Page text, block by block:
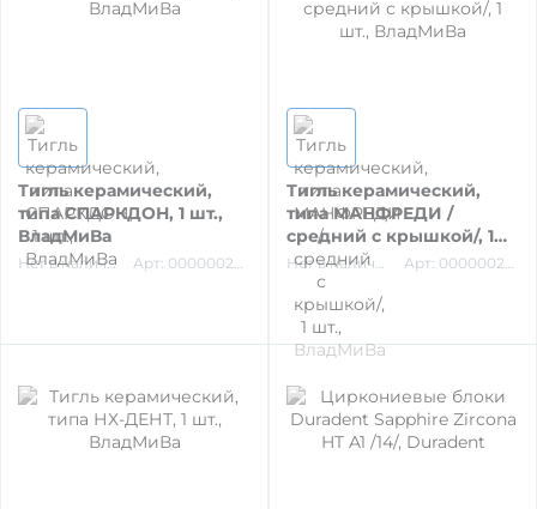
УТИЛИЗАЦИЯ ОТХОДОВ
РЕНТГЕНОВСКИЕ МАТЕРИАЛЫ
АППЛИКАТОРЫ /без срока/
ОДНОРАЗОВАЯ ПРОДУКЦИЯ (срок)
МАТЕРИАЛ ДЛЯ ПРОФИЛАКТИКИ
Тигль керамический,
типа СПАРКДОН, 1 шт.,
ВладМиВа
Нет в наличии
Тигль керамический,
типа МАНФРЕДИ /
средний с крышкой/, 1
шт., ВладМиВа